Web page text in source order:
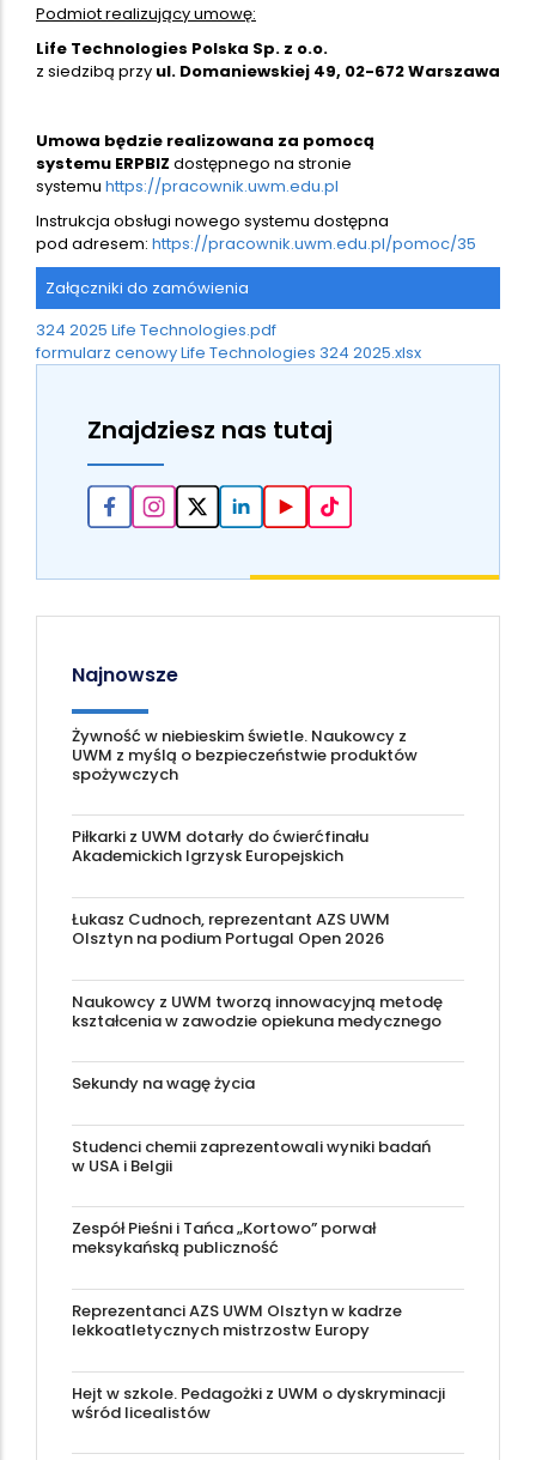
Podmiot realizujący umowę:
Life Technologies Polska Sp. z o.o.
z siedzibą przy ul. Domaniewskiej 49, 02-672 Warszawa
Umowa będzie realizowana za pomocą
systemu ERPBIZ dostępnego na stronie
systemu https://pracownik.uwm.edu.pl
Instrukcja obsługi nowego systemu dostępna
pod adresem: https://pracownik.uwm.edu.pl/pomoc/35
Załączniki do zamówienia
324 2025 Life Technologies.pdf
formularz cenowy Life Technologies 324 2025.xlsx
Znajdziesz nas tutaj
Najnowsze
Żywność w niebieskim świetle. Naukowcy z
UWM z myślą o bezpieczeństwie produktów
spożywczych
Piłkarki z UWM dotarły do ćwierćfinału
Akademickich Igrzysk Europejskich
Łukasz Cudnoch, reprezentant AZS UWM
Olsztyn na podium Portugal Open 2026
Naukowcy z UWM tworzą innowacyjną metodę
kształcenia w zawodzie opiekuna medycznego
Sekundy na wagę życia
Studenci chemii zaprezentowali wyniki badań
w USA i Belgii
Zespół Pieśni i Tańca „Kortowo” porwał
meksykańską publiczność
Reprezentanci AZS UWM Olsztyn w kadrze
lekkoatletycznych mistrzostw Europy
Hejt w szkole. Pedagożki z UWM o dyskryminacji
wśród licealistów